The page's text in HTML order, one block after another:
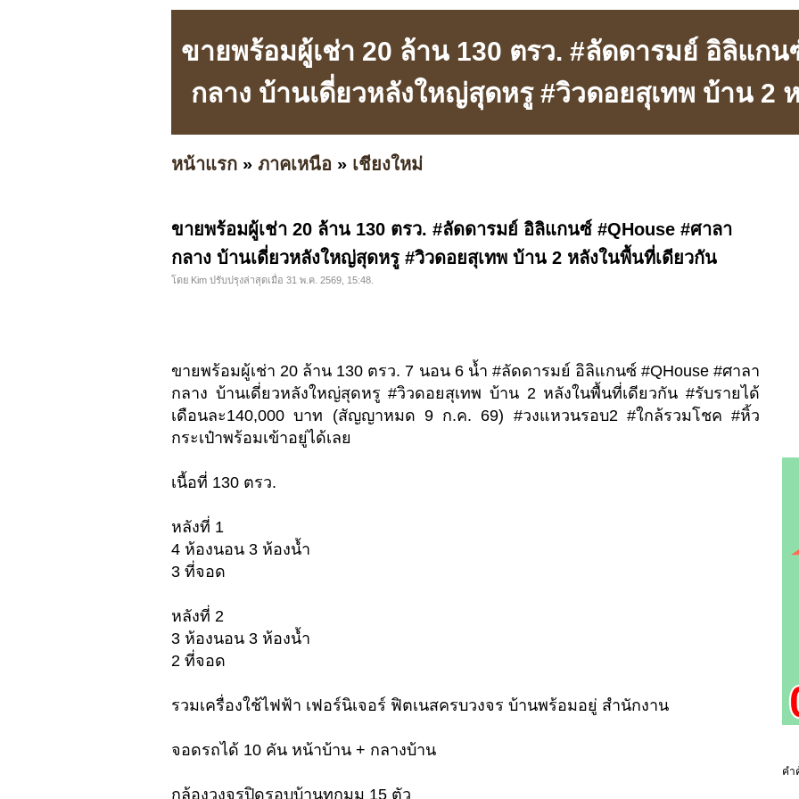
ขายพร้อมผู้เช่า 20 ล้าน 130 ตรว. #ลัดดารมย์ อิลิแกน
กลาง บ้านเดี่ยวหลังใหญ่สุดหรู #วิวดอยสุเทพ บ้าน 2
หน้าแรก » ภาคเหนือ » เชียงใหม่
ขายพร้อมผู้เช่า 20 ล้าน 130 ตรว. #ลัดดารมย์ อิลิแกนซ์ #QHouse #ศาลา
กลาง บ้านเดี่ยวหลังใหญ่สุดหรู #วิวดอยสุเทพ บ้าน 2 หลังในพื้นที่เดียวกัน
โดย Kim ปรับปรุงล่าสุดเมื่อ 31 พ.ค. 2569, 15:48.
ขายพร้อมผู้เช่า 20 ล้าน 130 ตรว. 7 นอน 6 น้ำ #ลัดดารมย์ อิลิแกนซ์ #QHouse #ศาลา
กลาง บ้านเดี่ยวหลังใหญ่สุดหรู #วิวดอยสุเทพ บ้าน 2 หลังในพื้นที่เดียวกัน #รับรายได้
เดือนละ140,000 บาท (สัญญาหมด 9 ก.ค. 69) #วงแหวนรอบ2 #ใกล้รวมโชค #หิ้ว
กระเป๋าพร้อมเข้าอยู่ได้เลย
เนื้อที่ 130 ตรว.
หลังที่ 1
4 ห้องนอน 3 ห้องน้ำ
3 ที่จอด
หลังที่ 2
3 ห้องนอน 3 ห้องน้ำ
2 ที่จอด
รวมเครื่องใช้ไฟฟ้า เฟอร์นิเจอร์ ฟิตเนสครบวงจร บ้านพร้อมอยู่ สำนักงาน
จอดรถได้ 10 คัน หน้าบ้าน + กลางบ้าน
กล้องวงจรปิดรอบบ้านทุกมุม 15 ตัว
คำ